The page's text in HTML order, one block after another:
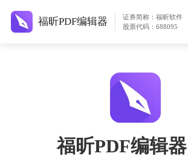
福昕PDF编辑器
证券简称：福昕软件
股票代码：688095
福昕PDF编辑器